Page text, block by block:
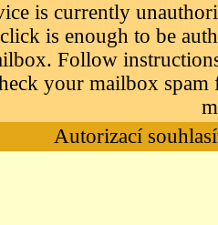
is currently
is enough to be
Follow
your mailbox
Autorizací